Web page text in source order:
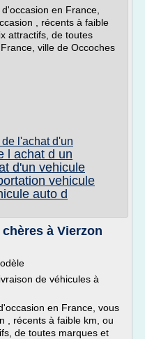
en France,
, récents à faible
attractifs, de toutes
ville de Occoches
l'achat d'un
l achat d un
d'un vehicule
vehicule
auto d
à Vierzon
de véhicules à
en France, vous
, récents à faible km, ou
de toutes marques et